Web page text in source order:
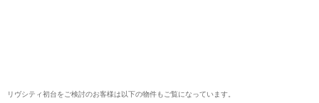
リヴシティ初台をご検討のお客様は以下の物件もご覧になっています。